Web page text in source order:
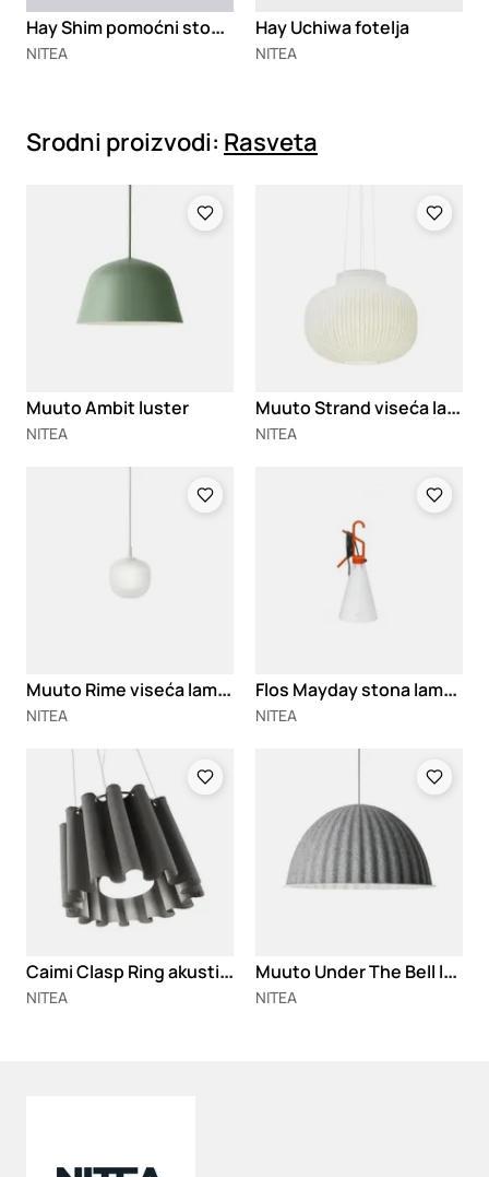
H
ay Shim pomoćni stočić
NITEA
Hay Uchiwa fotelja
NITEA
Srodni proizvodi: Rasveta
Muuto Ambit luster
NITEA
M
uuto Strand viseća lampa
NITEA
M
uuto Rime viseća lampa
NITEA
F
los Mayday stona lampa
NITEA
Loading
C
aimi Clasp Ring akustični luster
NITEA
M
uuto Under The Bell luster
NITEA